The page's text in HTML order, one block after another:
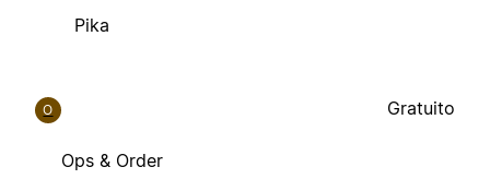
Pika
O
Ops & Order
Gratuito